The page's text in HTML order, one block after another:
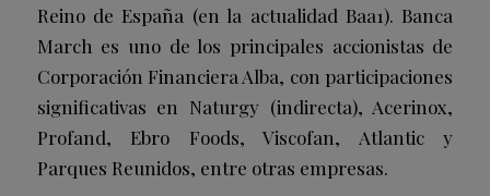
Reino de España (en la actualidad Baa1). Banca
March es uno de los principales accionistas de
Corporación Financiera Alba, con participaciones
significativas en Naturgy (indirecta), Acerinox,
Profand, Ebro Foods, Viscofan, Atlantic y
Parques Reunidos, entre otras empresas.